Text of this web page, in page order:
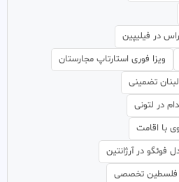
در فیلیپین
ویزا فوری استارتاپ مجارستان
تضمینی
در لتونی
با اقامت
فوئگو در آرژانتین
فلسطین تخصصی